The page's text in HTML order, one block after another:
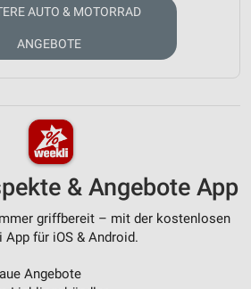
AUTO & MOTORRAD
ANGEBOTE
& Angebote App
griffbereit – mit der kostenlosen
App für iOS & Android.
Angebote